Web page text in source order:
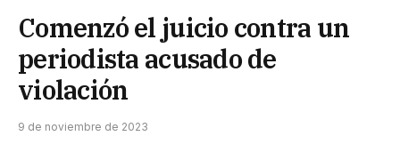
Comenzó el juicio contra un
periodista acusado de
violación
9 de noviembre de 2023